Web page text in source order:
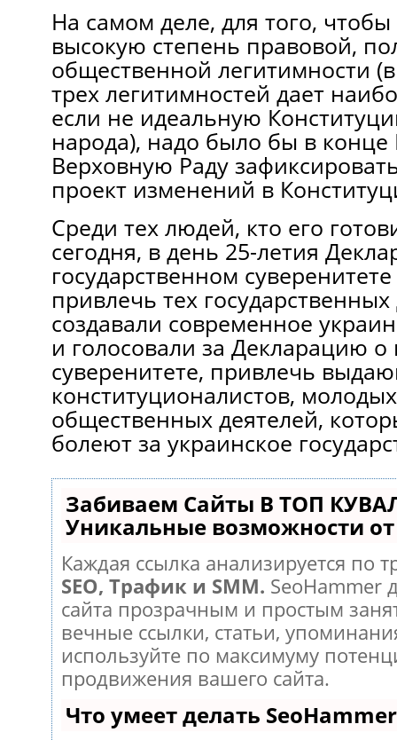
На самом деле, для того,
высокую степень правовой,
общественной легитимности
трех легитимностей дает
если не идеальную
народа), надо было бы в конце
Верховную Раду
проект изменений в
Среди тех людей, кто его
сегодня, в день 25-летия
государственном
привлечь тех
создавали современное
и голосовали за Декларацию о
суверенитете, привлечь
конституционалистов,
общественных деятелей,
болеют за украинское
Забиваем Сайты В ТОП
Уникальные возможности от
Каждая ссылка анализируется по
SEO, Трафик и SMM. SeoHammer
сайта прозрачным и простым
вечные ссылки, статьи,
используйте по максимуму
продвижения вашего сайта.
Что умеет делать SeoHammer